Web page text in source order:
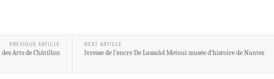
PREVIOUS ARTICLE
Arts de Châtillon
NEXT ARTICLE
Ivresse de l'encre De Lassaâd Metoui musée d'histoire de Nantes